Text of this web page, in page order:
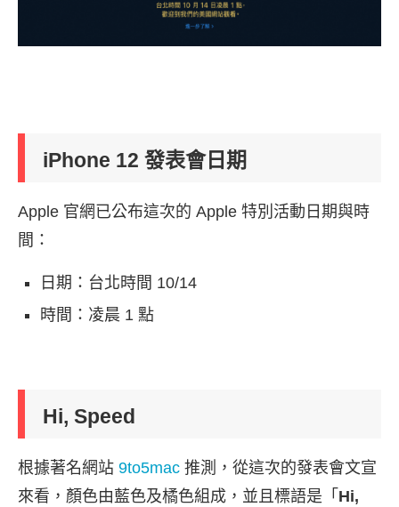
iPhone 12 發表會日期
Apple 官網已公布這次的 Apple 特別活動日期與時
間：
日期：台北時間 10/14
時間：凌晨 1 點
Hi, Speed
根據著名網站 9to5mac 推測，從這次的發表會文宣
來看，顏色由藍色及橘色組成，並且標語是「 Hi,